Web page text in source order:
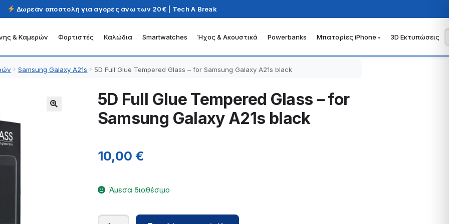
Δωρεάν αποστολή για αγορές άνω των 20€ | Tech A Break
& Καμερών Φορτιστές Καλώδια Smartwatches Ήχος & Ακουστικά Powerbanks Μπαταρίες iPhone 3D Εκτυπώσεις
Samsung Galaxy A21s 5D Full Glue Tempered Glass – for Samsung Galaxy A21s black
5D Full Glue Tempered Glass – for
Samsung Galaxy A21s black
10,00 €
Άμεσα διαθέσιμο
5D